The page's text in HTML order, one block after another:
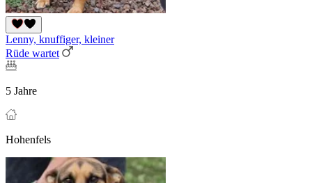
Lenny, knuffiger, kleiner
Rüde wartet
5 Jahre
Hohenfels